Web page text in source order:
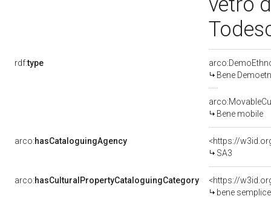
rdf:type
Bene
Bene mobile
arco:hasCataloguingAgency
<https://
SA3
arco:hasCulturalPropertyCataloguingCategory
<https://
bene semplice